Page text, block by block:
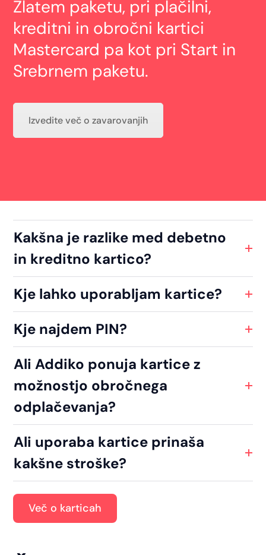
Zlatem paketu, pri plačilni,
kreditni in obročni kartici
Mastercard pa kot pri Start in
Srebrnem paketu.
Izvedite več o zavarovanjih
Kakšna je razlike med debetno
in kreditno kartico?
Kje lahko uporabljam kartice?
Kje najdem PIN?
Ali Addiko ponuja kartice z
možnostjo obročnega
odplačevanja?
Ali uporaba kartice prinaša
kakšne stroške?
Več o karticah